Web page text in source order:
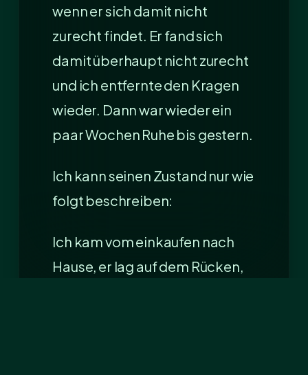
wenn er sich damit nicht
zurecht findet. Er fand sich
damit überhaupt nicht zurecht
und ich entfernte den Kragen
wieder. Dann war wieder ein
paar Wochen Ruhe bis gestern.
Ich kann seinen Zustand nur wie
folgt beschreiben:
Ich kam vom einkaufen nach
Hause, er lag auf dem Rücken,